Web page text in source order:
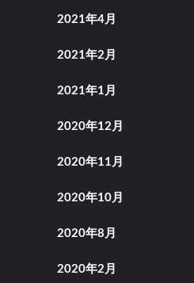
2021年4月
2021年2月
2021年1月
2020年12月
2020年11月
2020年10月
2020年8月
2020年2月